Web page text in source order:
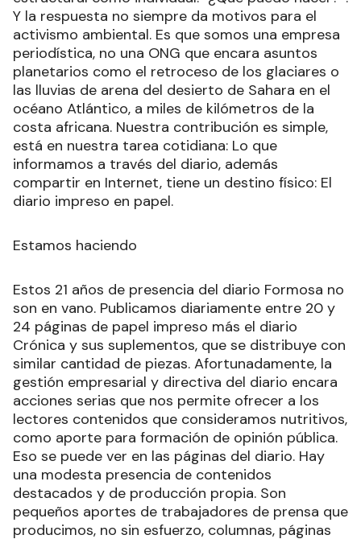
Y la respuesta no siempre da motivos para el
activismo ambiental. Es que somos una empresa
periodística, no una ONG que encara asuntos
planetarios como el retroceso de los glaciares o
las lluvias de arena del desierto de Sahara en el
océano Atlántico, a miles de kilómetros de la
costa africana. Nuestra contribución es simple,
está en nuestra tarea cotidiana: Lo que
informamos a través del diario, además
compartir en Internet, tiene un destino físico: El
diario impreso en papel.
Estamos haciendo
Estos 21 años de presencia del diario Formosa no
son en vano. Publicamos diariamente entre 20 y
24 páginas de papel impreso más el diario
Crónica y sus suplementos, que se distribuye con
similar cantidad de piezas. Afortunadamente, la
gestión empresarial y directiva del diario encara
acciones serias que nos permite ofrecer a los
lectores contenidos que consideramos nutritivos,
como aporte para formación de opinión pública.
Eso se puede ver en las páginas del diario. Hay
una modesta presencia de contenidos
destacados y de producción propia. Son
pequeños aportes de trabajadores de prensa que
producimos, no sin esfuerzo, columnas, páginas